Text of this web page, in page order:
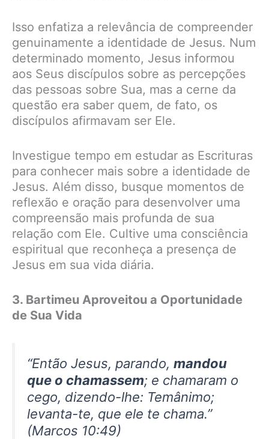
Isso enfatiza a relevância de compreender
genuinamente a identidade de Jesus. Num
determinado momento, Jesus informou
aos Seus discípulos sobre as percepções
das pessoas sobre Sua, mas a cerne da
questão era saber quem, de fato, os
discípulos afirmavam ser Ele.
Investigue tempo em estudar as Escrituras
para conhecer mais sobre a identidade de
Jesus. Além disso, busque momentos de
reflexão e oração para desenvolver uma
compreensão mais profunda de sua
relação com Ele. Cultive uma consciência
espiritual que reconheça a presença de
Jesus em sua vida diária.
3. Bartimeu Aproveitou a Oportunidade
de Sua Vida
“Então Jesus, parando, mandou
que o chamassem; e chamaram o
cego, dizendo-lhe: Temânimo;
levanta-te, que ele te chama.”
(Marcos 10:49)